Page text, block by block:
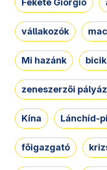
Fekete Giorgio
vállakozók
Mi hazánk
zeneszerzői
Kína Lánchíd-
főigazgató